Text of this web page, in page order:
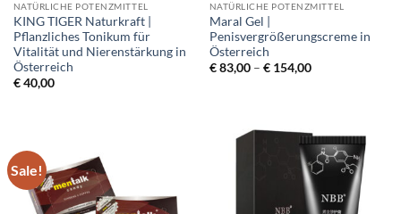
NATÜRLICHE POTENZMITTEL
KING TIGER Naturkraft |
Pflanzliches Tonikum für
Vitalität und Nierenstärkung in
Österreich
€40,00
NATÜRLICHE POTENZMITTEL
Maral Gel |
Penisvergrößerungscreme in
Österreich
€83,00 – €154,00Price
Sale!